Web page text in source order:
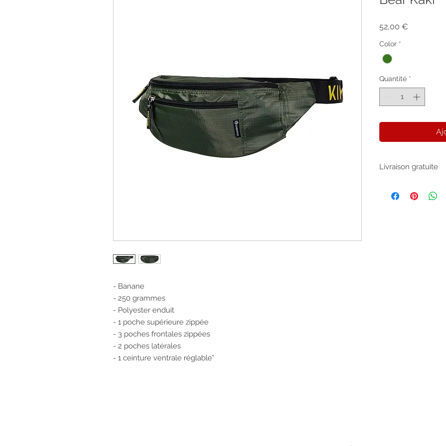
- Banane
- 250 grammes
- Polyester enduit
- 1 poche supérieure zippée
- 3 poches frontales zippées
- 2 poches latérales
- 1 ceinture ventrale réglable"
52,00 €
Color *
Quantité *
Livraison gratuite
bénéficier de la